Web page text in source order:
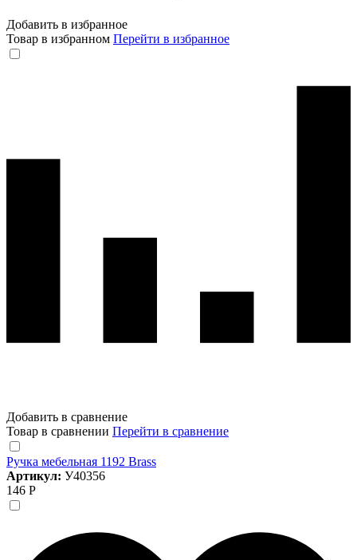
Добавить в избранное
Товар в избранном Перейти в избранное
Добавить в сравнение
Товар в сравнении Перейти в сравнение
Ручка мебельная 1192 Brass
Артикул: У40356
146 Р